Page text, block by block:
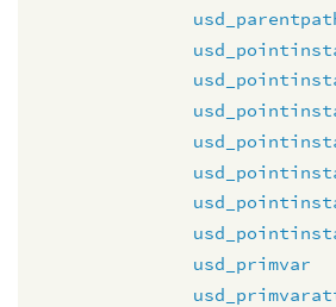
usd_primvar